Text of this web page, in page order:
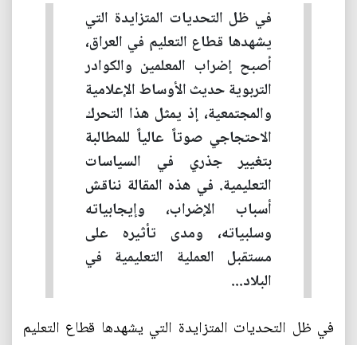
في ظل التحديات المتزايدة التي
يشهدها قطاع التعليم في العراق،
أصبح إضراب المعلمين والكوادر
التربوية حديث الأوساط الإعلامية
والمجتمعية، إذ يمثل هذا التحرك
الاحتجاجي صوتاً عالياً للمطالبة
بتغيير جذري في السياسات
التعليمية. في هذه المقالة نناقش
أسباب الإضراب، وإيجابياته
وسلبياته، ومدى تأثيره على
مستقبل العملية التعليمية في
البلاد...
في ظل التحديات المتزايدة التي يشهدها قطاع التعليم